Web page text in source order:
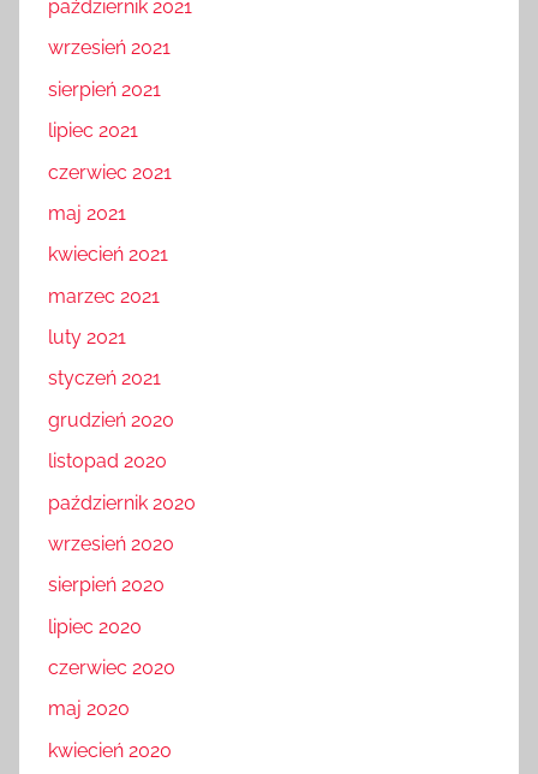
październik 2021
wrzesień 2021
sierpień 2021
lipiec 2021
czerwiec 2021
maj 2021
kwiecień 2021
marzec 2021
luty 2021
styczeń 2021
grudzień 2020
listopad 2020
październik 2020
wrzesień 2020
sierpień 2020
lipiec 2020
czerwiec 2020
maj 2020
kwiecień 2020